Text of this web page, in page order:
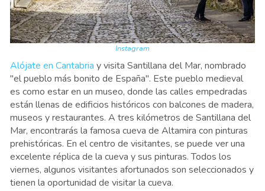
Instagram
Alójate en Cantabria y visita Santillana del Mar, nombrado
"el pueblo más bonito de España". Este pueblo medieval
es como estar en un museo, donde las calles empedradas
están llenas de edificios históricos con balcones de madera,
museos y restaurantes. A tres kilómetros de Santillana del
Mar, encontrarás la famosa cueva de Altamira con pinturas
prehistóricas. En el centro de visitantes, se puede ver una
excelente réplica de la cueva y sus pinturas. Todos los
viernes, algunos visitantes afortunados son seleccionados y
tienen la oportunidad de visitar la cueva.